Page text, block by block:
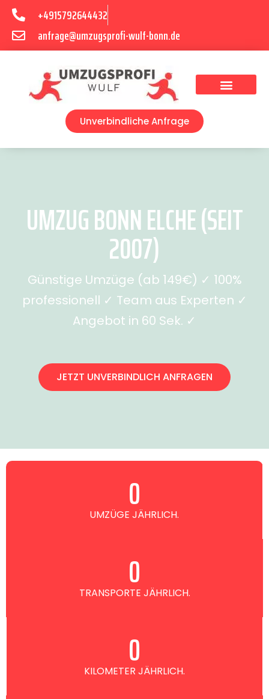
+4915792644432
anfrage@umzugsprofi-wulf-bonn.de
Unverbindliche Anfrage
UMZUG BONN ELCHE (SEIT
2007)
Günstige Umzüge (ab 149€) ✓ 100%
professionell ✓ Team aus Experten ✓
Angebot in 60 Sek. ✓
JETZT UNVERBINDLICH ANFRAGEN
UMZÜGE JÄHRLICH.
0
TRANSPORTE JÄHRLICH.
0
KILOMETER JÄHRLICH.
0